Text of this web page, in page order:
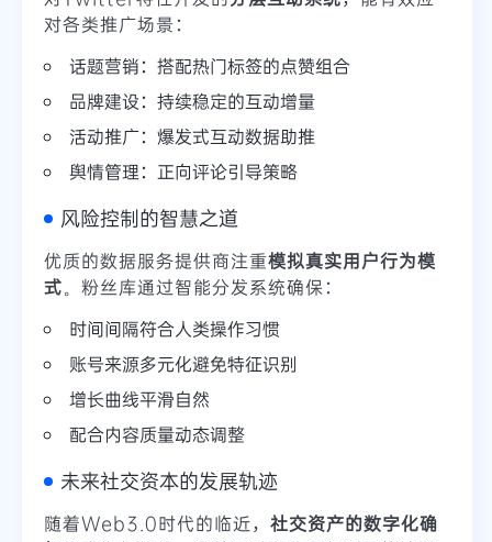
对各类推广场景：
话题营销：搭配热门标签的点赞组合
品牌建设：持续稳定的互动增量
活动推广：爆发式互动数据助推
舆情管理：正向评论引导策略
风险控制的智慧之道
优质的数据服务提供商注重模拟真实用户行为模
式。粉丝库通过智能分发系统确保：
时间间隔符合人类操作习惯
账号来源多元化避免特征识别
增长曲线平滑自然
配合内容质量动态调整
未来社交资本的发展轨迹
随着Web3.0时代的临近， 社交资产的数字化确